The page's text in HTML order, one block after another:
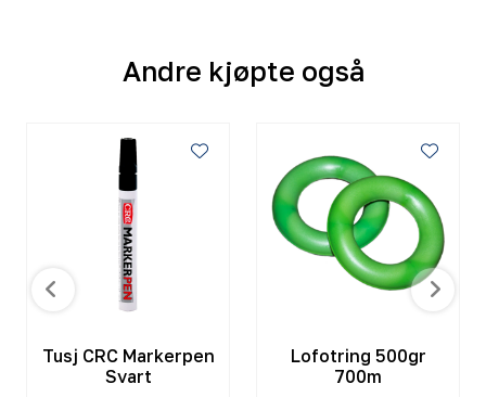
Andre kjøpte også
Tusj CRC Markerpen
Svart
Lofotring 500gr
700m